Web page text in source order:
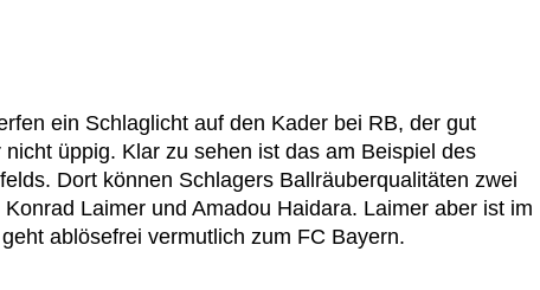
ein Schlaglicht auf den Kader bei RB, der gut
nicht üppig. Klar zu sehen ist das am Beispiel des
Dort können Schlagers Ballräuberqualitäten zwei
Laimer und Amadou Haidara. Laimer aber ist im
ablösefrei vermutlich zum FC Bayern.